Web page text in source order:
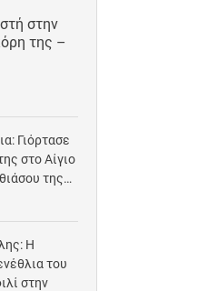
στην
της –
Γιόρτασε
στο Αίγιο
της…
Η
του
στην